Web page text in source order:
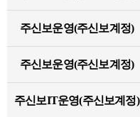
주신보운영(주신보계정)
주신보운영(주신보계정)
주신보IT운영(주신보계정)